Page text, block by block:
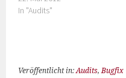
In "Audits"
Veröffentlicht in:Audits,Bugfix